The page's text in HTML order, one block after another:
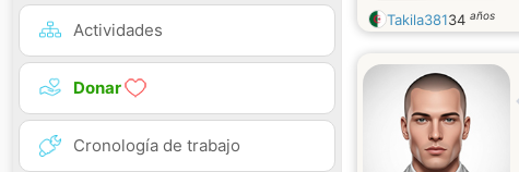
Actividades
Donar
Cronología de trabajo
Takila38134 años